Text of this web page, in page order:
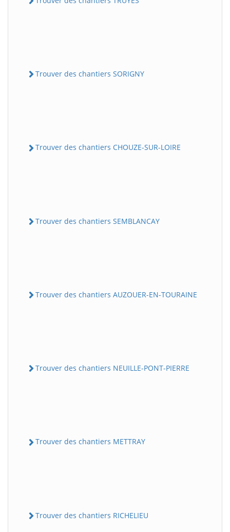
Trouver des chantiers SORIGNY
Trouver des chantiers CHOUZE-SUR-LOIRE
Trouver des chantiers SEMBLANCAY
Trouver des chantiers AUZOUER-EN-TOURAINE
Trouver des chantiers NEUILLE-PONT-PIERRE
Trouver des chantiers METTRAY
Trouver des chantiers RICHELIEU